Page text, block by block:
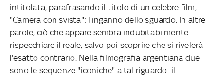
intitolata, parafrasando il titolo di un celebre film,
"Camera con svista": l'inganno dello sguardo. In altre
parole, ciò che appare sembra indubitabilmente
rispecchiare il reale, salvo poi scoprire che si rivelerà
l'esatto contrario. Nella filmografia argentiana due
sono le sequenze "iconiche" a tal riguardo: il